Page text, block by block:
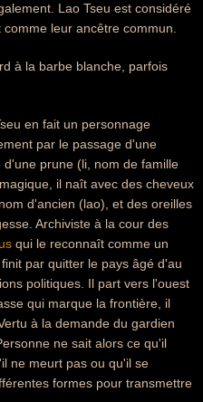
Lao Tseu est considéré
leur ancêtre commun.
à la barbe blanche, parfois
en fait un personnage
par le passage d'une
prune (li, nom de famille
il naît avec des cheveux
d'ancien (lao), et des oreilles
Archiviste à la cour des
qui le reconnaît comme un
par quitter le pays âgé d'au
politiques. Il part vers l'ouest
qui marque la frontière, il
à la demande du gardien
ne sait alors ce qu'il
ne meurt pas ou qu'il se
formes pour transmettre